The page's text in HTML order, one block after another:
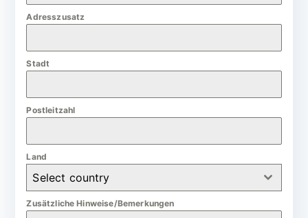
m
a
y
Adresszusatz
Stadt
Postleitzahl
Land
Select country
Zusätzliche Hinweise/Bemerkungen